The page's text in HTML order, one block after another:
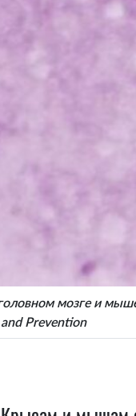
мозге и
Prevention